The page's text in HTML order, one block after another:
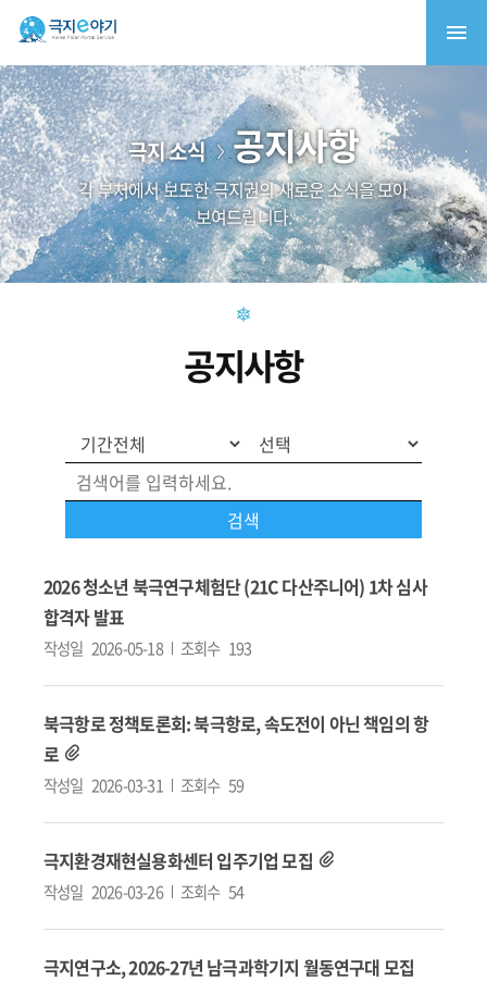
극지 소식 공지사항
각 부처에서 보도한 극지권의 새로운 소식을 모아
보여드립니다.
공지사항
2026 청소년 북극연구체험단 (21C 다산주니어) 1차 심사
합격자 발표
작성일 2026-05-18 조회수 193
북극항로 정책토론회: 북극항로, 속도전이 아닌 책임의 항
로
작성일 2026-03-31 조회수 59
극지환경재현실용화센터 입주기업 모집
작성일 2026-03-26 조회수 54
극지연구소, 2026-27년 남극과학기지 월동연구대 모집